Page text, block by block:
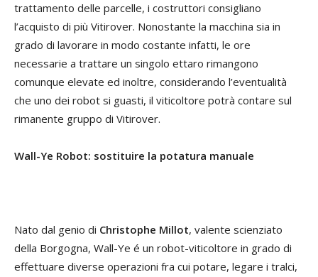
trattamento delle parcelle, i costruttori consigliano
l’acquisto di più Vitirover. Nonostante la macchina sia in
grado di lavorare in modo costante infatti, le ore
necessarie a trattare un singolo ettaro rimangono
comunque elevate ed inoltre, considerando l’eventualità
che uno dei robot si guasti, il viticoltore potrà contare sul
rimanente gruppo di Vitirover.
Wall-Ye Robot: sostituire la potatura manuale
Nato dal genio di Christophe Millot, valente scienziato
della Borgogna, Wall-Ye é un robot-viticoltore in grado di
effettuare diverse operazioni fra cui potare, legare i tralci,